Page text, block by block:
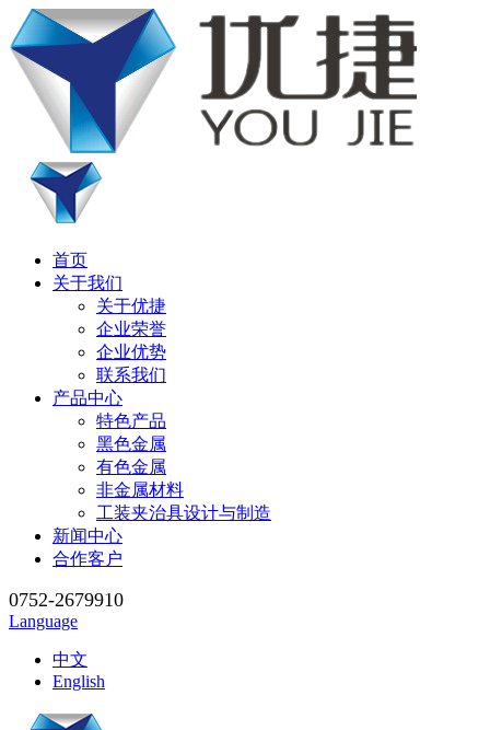
首页
关于我们
关于优捷
企业荣誉
企业优势
联系我们
产品中心
特色产品
黑色金属
有色金属
非金属材料
工装夹治具设计与制造
新闻中心
合作客户
0752-2679910
Language
中文
English